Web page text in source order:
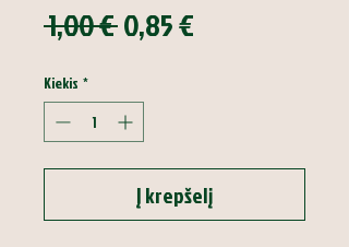
1,00 € Įprastinė
0,85 €Pardavimo
Kiekis *
Į krepšelį